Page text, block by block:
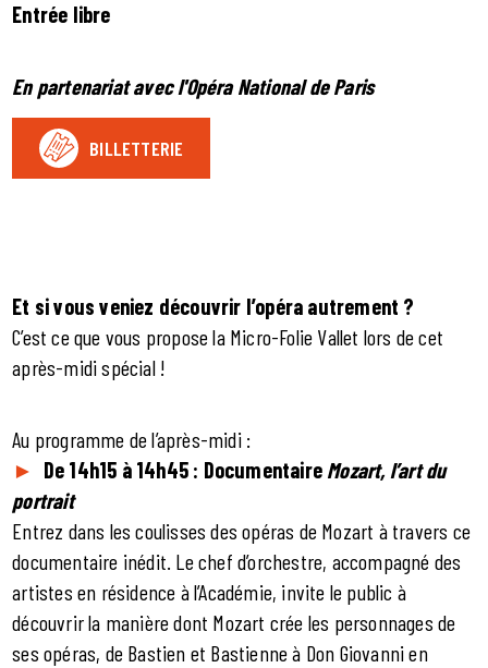
Entrée libre
En partenariat avec l'Opéra National de Paris
BILLETTERIE
Et si vous veniez découvrir l’opéra autrement ?
C’est ce que vous propose la Micro-Folie Vallet lors de cet
après-midi spécial !
Au programme de l’après-midi :
► De 14h15 à 14h45 : Documentaire Mozart, l’art du
portrait
Entrez dans les coulisses des opéras de Mozart à travers ce
documentaire inédit. Le chef d’orchestre, accompagné des
artistes en résidence à l’Académie, invite le public à
découvrir la manière dont Mozart crée les personnages de
ses opéras, de Bastien et Bastienne à Don Giovanni en